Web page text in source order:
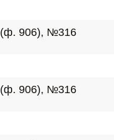
(ф. 906), №316
(ф. 906), №316